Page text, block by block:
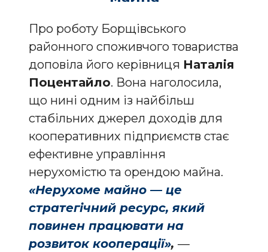
Про роботу Борщівського
районного споживчого товариства
доповіла його керівниця Наталія
Поцентайло. Вона наголосила,
що нині одним із найбільш
стабільних джерел доходів для
кооперативних підприємств стає
ефективне управління
нерухомістю та орендою майна.
«Нерухоме майно — це
стратегічний ресурс, який
повинен працювати на
розвиток кооперації», —